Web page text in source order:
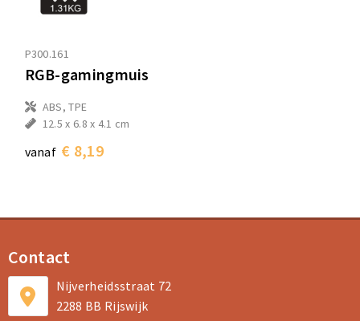
P300.161
RGB-gamingmuis
ABS, TPE
12.5 x 6.8 x 4.1 cm
vanaf € 8,19
Contact
Nijverheidsstraat 72
2288 BB Rijswijk